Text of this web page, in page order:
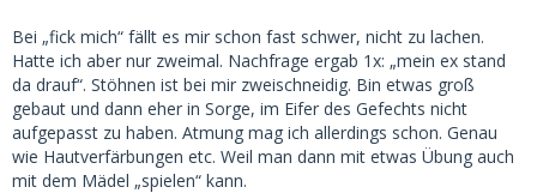
Bei „fick mich“ fällt es mir schon fast schwer, nicht zu lachen.
Hatte ich aber nur zweimal. Nachfrage ergab 1x: „mein ex stand
da drauf“. Stöhnen ist bei mir zweischneidig. Bin etwas groß
gebaut und dann eher in Sorge, im Eifer des Gefechts nicht
aufgepasst zu haben. Atmung mag ich allerdings schon. Genau
wie Hautverfärbungen etc. Weil man dann mit etwas Übung auch
mit dem Mädel „spielen“ kann.